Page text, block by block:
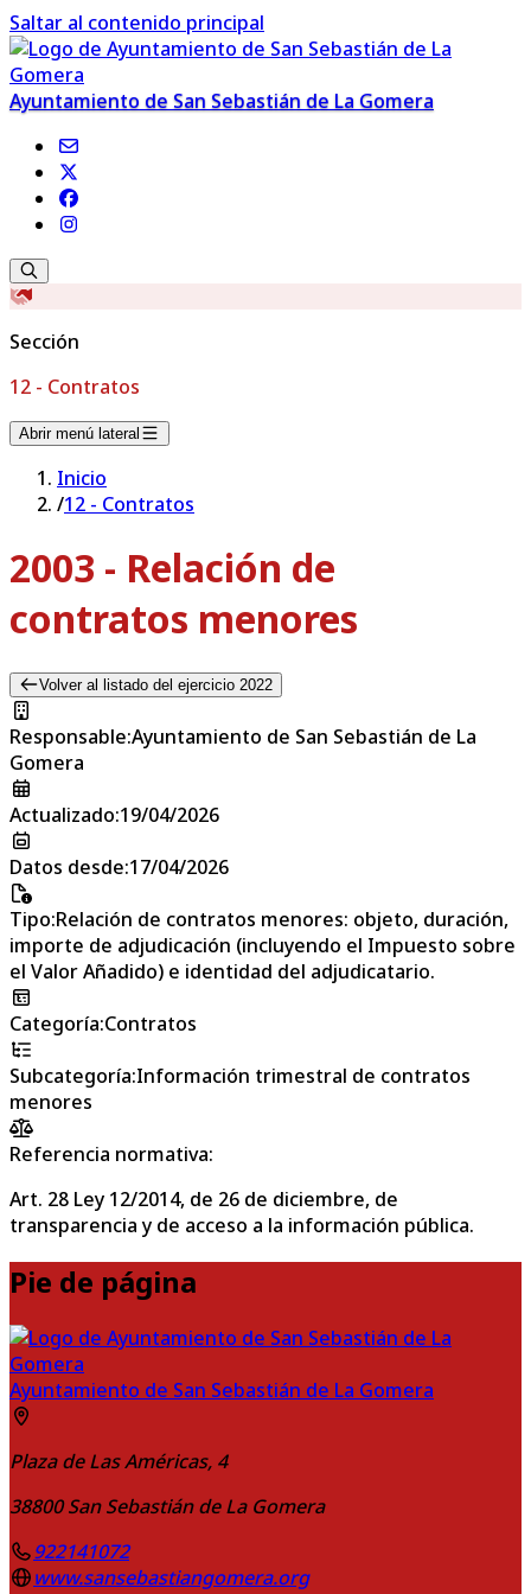
Saltar al contenido principal
Ayuntamiento de San Sebastián de La Gomera
Sección
12 - Contratos
Abrir menú lateral
Inicio
/12 - Contratos
2003 - Relación de
contratos menores
Volver al listado del ejercicio 2022
Responsable:Ayuntamiento de San Sebastián de La
Gomera
Actualizado:19/04/2026
Datos desde:17/04/2026
Tipo:Relación de contratos menores: objeto, duración,
importe de adjudicación (incluyendo el Impuesto sobre
el Valor Añadido) e identidad del adjudicatario.
Categoría:Contratos
Subcategoría:Información trimestral de contratos
menores
Referencia normativa:
Art. 28 Ley 12/2014, de 26 de diciembre, de
transparencia y de acceso a la información pública.
Pie de página
Ayuntamiento de San Sebastián de La Gomera
Plaza de Las Américas, 4
38800 San Sebastián de La Gomera
922141072
www.sansebastiangomera.org